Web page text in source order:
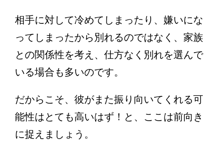
相手に対して冷めてしまったり、嫌いにな
ってしまったから別れるのではなく、家族
との関係性を考え、仕方なく別れを選んで
いる場合も多いのです。
だからこそ、彼がまた振り向いてくれる可
能性はとても高いはず！と、ここは前向き
に捉えましょう。